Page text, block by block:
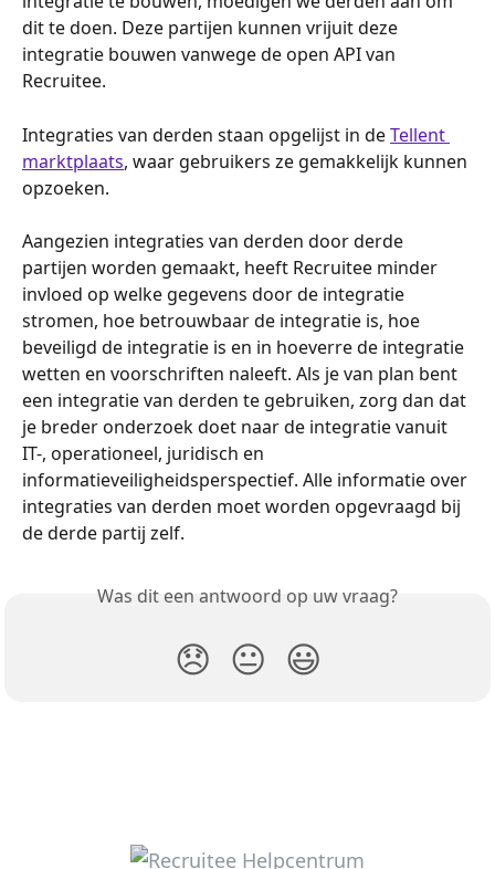
dit te doen. Deze partijen kunnen vrijuit deze
integratie bouwen vanwege de open API van
Recruitee.
Integraties van derden staan opgelijst in de Tellent
marktplaats, waar gebruikers ze gemakkelijk kunnen
opzoeken.
Aangezien integraties van derden door derde
partijen worden gemaakt, heeft Recruitee minder
invloed op welke gegevens door de integratie
stromen, hoe betrouwbaar de integratie is, hoe
beveiligd de integratie is en in hoeverre de integratie
wetten en voorschriften naleeft. Als je van plan bent
een integratie van derden te gebruiken, zorg dan dat
je breder onderzoek doet naar de integratie vanuit
IT-, operationeel, juridisch en
informatieveiligheidsperspectief. Alle informatie over
integraties van derden moet worden opgevraagd bij
de derde partij zelf.
Was dit een antwoord op uw vraag?
😞 😐 😃